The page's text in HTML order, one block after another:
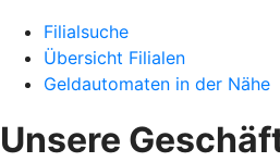
Filialsuche
Übersicht Filialen
Geldautomaten in der Nähe
Unsere